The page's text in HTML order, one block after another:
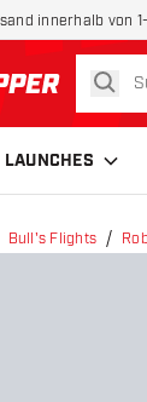
innerhalb von
Startseite
LAUNCHES
Bull's Flights